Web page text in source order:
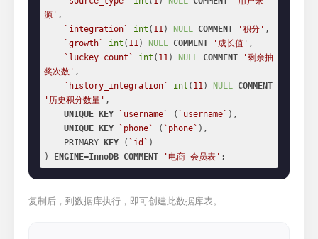
源' ,
`integration`
int ( 11) NULL COMMENT '积分' ,
`growth`
int ( 11) NULL COMMENT '成长值' ,
`luckey_count`
int ( 11) NULL COMMENT
'剩余抽
奖次数' ,
`history_integration`
int ( 11) NULL COMMENT
'历史积分数量' ,
UNIQUE
KEY `username` ( `username` ),
UNIQUE
KEY `phone` ( `phone` ),
    PRIMARY
KEY ( `id` )
)
ENGINE=InnoDB COMMENT '电商-会员表' ;
复制后，到数据库执行，即可创建此数据库表。